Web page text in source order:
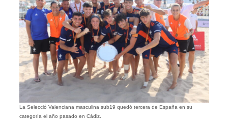
La Selecció Valenciana masculina sub19 quedó tercera de España en su
categoría el año pasado en Cádiz.